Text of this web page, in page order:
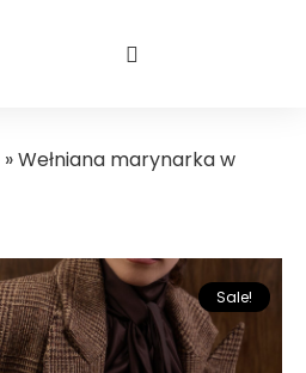
»Wełniana marynarka w
Sale!